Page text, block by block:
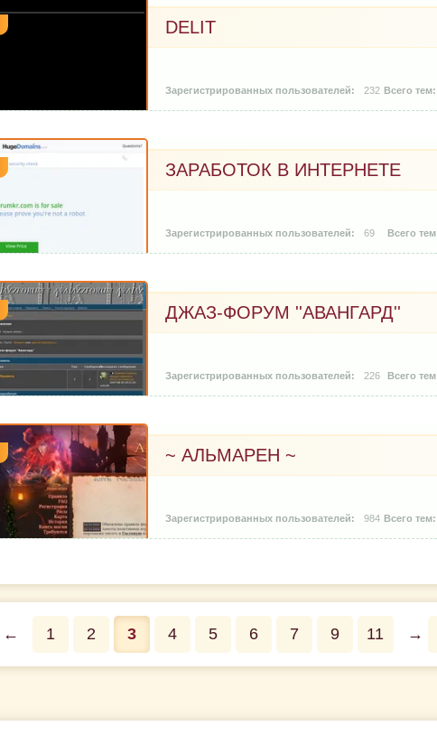
DELIT
232
ЗАРАБОТОК В ИНТЕРНЕТЕ
69
ДЖАЗ-ФОРУМ ''АВАНГАРД''
226
~ АЛЬМАРЕН ~
984
← 1 2 3 4 5 6 7 9 11 →